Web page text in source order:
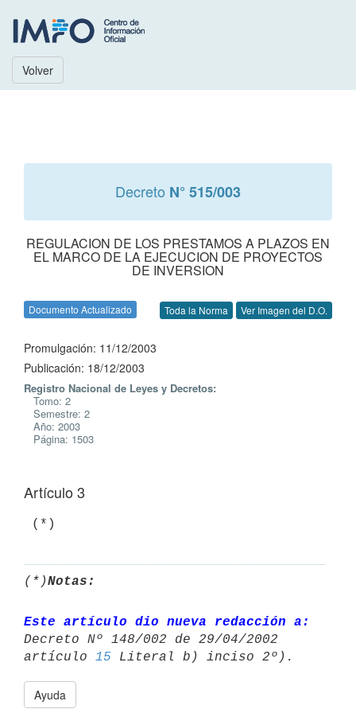
Volver
Decreto N° 515/003
REGULACION DE LOS PRESTAMOS A PLAZOS EN
EL MARCO DE LA EJECUCION DE PROYECTOS
DE INVERSION
Documento Actualizado Toda la Norma Ver Imagen del D.O.
Promulgación: 11/12/2003
Publicación: 18/12/2003
Registro Nacional de Leyes y Decretos:
Tomo: 2
Semestre: 2
Año: 2003
Página: 1503
Artículo 3
(*)Notas:
Este artículo dio nueva redacción a:
Decreto Nº 148/002 de 29/04/2002
artículo 15
Ayuda